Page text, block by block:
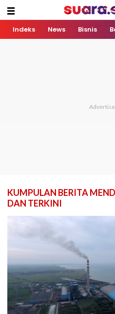
Indeks News Bisnis
KUMPULAN BERITA
DAN TERKINI